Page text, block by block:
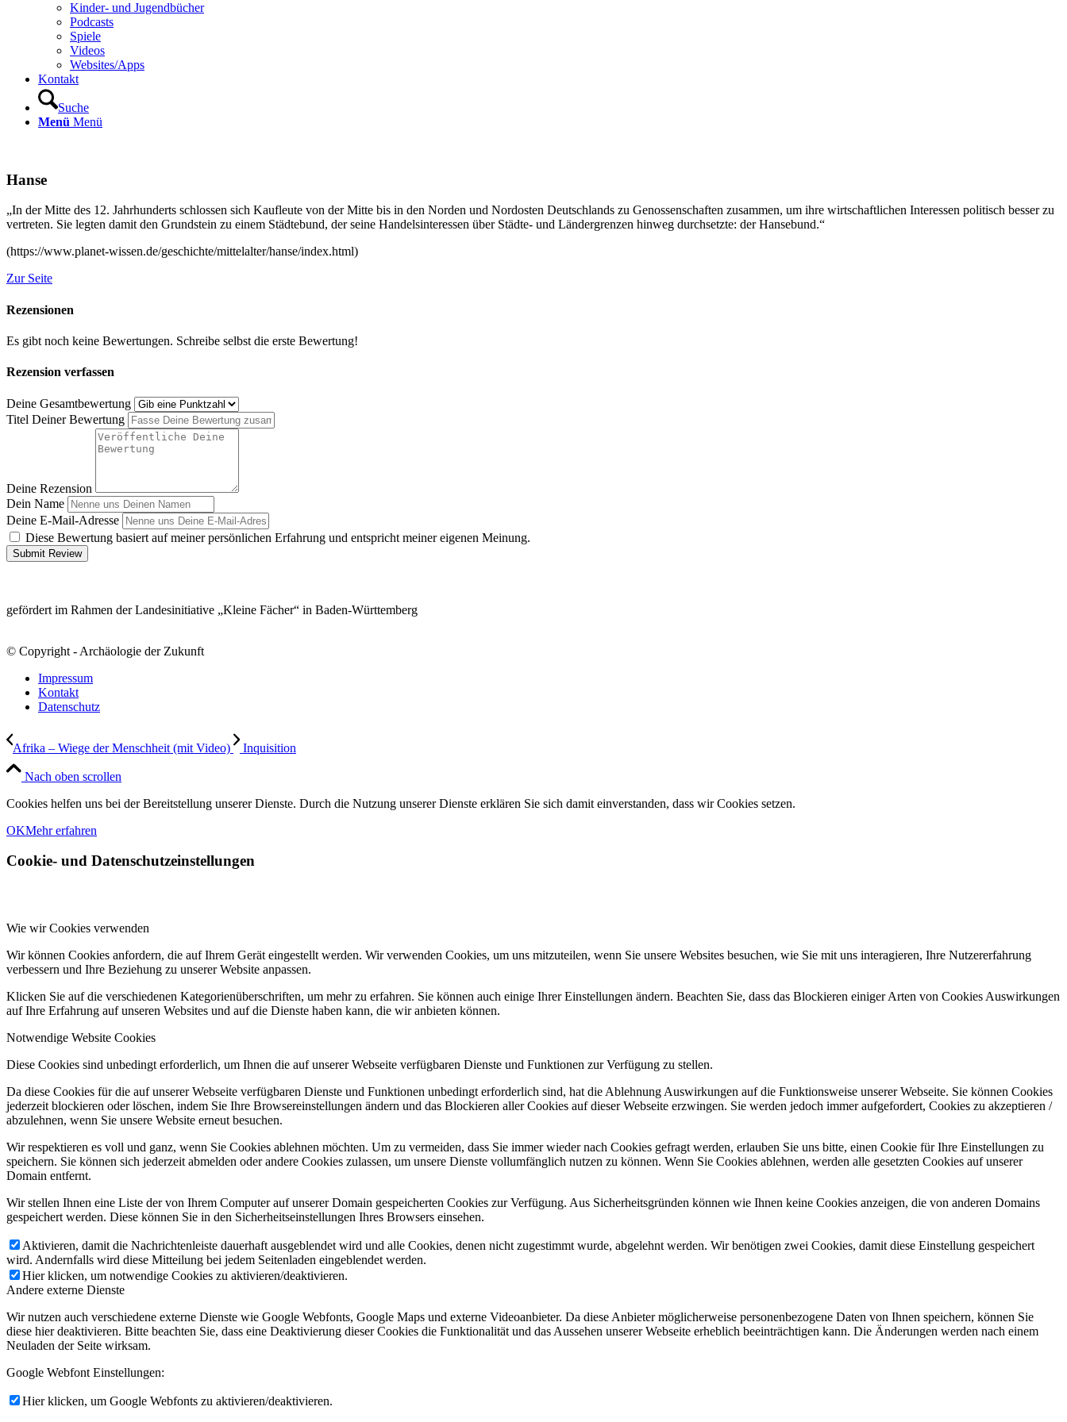
Kinder- und Jugendbücher
Podcasts
Spiele
Videos
Websites/Apps
Kontakt
Suche
Menü Menü
Hanse
„In der Mitte des 12. Jahrhunderts schlossen sich Kaufleute von der Mitte bis in den Norden und Nordosten Deutschlands zu Genossenschaften zusammen, um ihre wirtschaftlichen Interessen politisch besser zu
vertreten. Sie legten damit den Grundstein zu einem Städtebund, der seine Handelsinteressen über Städte- und Ländergrenzen hinweg durchsetzte: der Hansebund.“
(https://www.planet-wissen.de/geschichte/mittelalter/hanse/index.html)
Zur Seite
Rezensionen
Es gibt noch keine Bewertungen. Schreibe selbst die erste Bewertung!
Rezension verfassen
Deine Gesamtbewertung
Titel Deiner Bewertung
Deine Rezension
Dein Name
Deine E-Mail-Adresse
Diese Bewertung basiert auf meiner persönlichen Erfahrung und entspricht meiner eigenen Meinung.
Submit Review
gefördert im Rahmen der Landesinitiative „Kleine Fächer“ in Baden-Württemberg
© Copyright - Archäologie der Zukunft
Impressum
Kontakt
Datenschutz
Afrika – Wiege der Menschheit (mit Video) Inquisition
Nach oben scrollen
Cookies helfen uns bei der Bereitstellung unserer Dienste. Durch die Nutzung unserer Dienste erklären Sie sich damit einverstanden, dass wir Cookies setzen.
OKMehr erfahren
Cookie- und Datenschutzeinstellungen
Wie wir Cookies verwenden
Wir können Cookies anfordern, die auf Ihrem Gerät eingestellt werden. Wir verwenden Cookies, um uns mitzuteilen, wenn Sie unsere Websites besuchen, wie Sie mit uns interagieren, Ihre Nutzererfahrung
verbessern und Ihre Beziehung zu unserer Website anpassen.
Klicken Sie auf die verschiedenen Kategorienüberschriften, um mehr zu erfahren. Sie können auch einige Ihrer Einstellungen ändern. Beachten Sie, dass das Blockieren einiger Arten von Cookies Auswirkungen
auf Ihre Erfahrung auf unseren Websites und auf die Dienste haben kann, die wir anbieten können.
Notwendige Website Cookies
Diese Cookies sind unbedingt erforderlich, um Ihnen die auf unserer Webseite verfügbaren Dienste und Funktionen zur Verfügung zu stellen.
Da diese Cookies für die auf unserer Webseite verfügbaren Dienste und Funktionen unbedingt erforderlich sind, hat die Ablehnung Auswirkungen auf die Funktionsweise unserer Webseite. Sie können Cookies
jederzeit blockieren oder löschen, indem Sie Ihre Browsereinstellungen ändern und das Blockieren aller Cookies auf dieser Webseite erzwingen. Sie werden jedoch immer aufgefordert, Cookies zu akzeptieren /
abzulehnen, wenn Sie unsere Website erneut besuchen.
Wir respektieren es voll und ganz, wenn Sie Cookies ablehnen möchten. Um zu vermeiden, dass Sie immer wieder nach Cookies gefragt werden, erlauben Sie uns bitte, einen Cookie für Ihre Einstellungen zu
speichern. Sie können sich jederzeit abmelden oder andere Cookies zulassen, um unsere Dienste vollumfänglich nutzen zu können. Wenn Sie Cookies ablehnen, werden alle gesetzten Cookies auf unserer
Domain entfernt.
Wir stellen Ihnen eine Liste der von Ihrem Computer auf unserer Domain gespeicherten Cookies zur Verfügung. Aus Sicherheitsgründen können wie Ihnen keine Cookies anzeigen, die von anderen Domains
gespeichert werden. Diese können Sie in den Sicherheitseinstellungen Ihres Browsers einsehen.
Aktivieren, damit die Nachrichtenleiste dauerhaft ausgeblendet wird und alle Cookies, denen nicht zugestimmt wurde, abgelehnt werden. Wir benötigen zwei Cookies, damit diese Einstellung gespeichert
wird. Andernfalls wird diese Mitteilung bei jedem Seitenladen eingeblendet werden.
Hier klicken, um notwendige Cookies zu aktivieren/deaktivieren.
Andere externe Dienste
Wir nutzen auch verschiedene externe Dienste wie Google Webfonts, Google Maps und externe Videoanbieter. Da diese Anbieter möglicherweise personenbezogene Daten von Ihnen speichern, können Sie
diese hier deaktivieren. Bitte beachten Sie, dass eine Deaktivierung dieser Cookies die Funktionalität und das Aussehen unserer Webseite erheblich beeinträchtigen kann. Die Änderungen werden nach einem
Neuladen der Seite wirksam.
Google Webfont Einstellungen:
Hier klicken, um Google Webfonts zu aktivieren/deaktivieren.